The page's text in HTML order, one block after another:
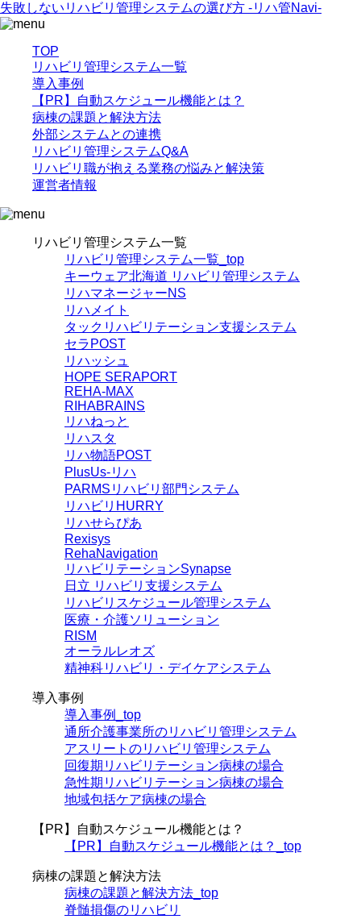
失敗しないリハビリ管理システムの選び方 -リハ管Navi-
TOP
リハビリ管理システム一覧
導入事例
【PR】自動スケジュール機能とは？
病棟の課題と解決方法
外部システムとの連携
リハビリ管理システムQ&A
リハビリ職が抱える業務の悩みと解決策
運営者情報
リハビリ管理システム一覧
リハビリ管理システム一覧_top
キーウェア北海道 リハビリ管理システム
リハマネージャーNS
リハメイト
タックリハビリテーション支援システム
セラPOST
リハッシュ
HOPE SERAPORT
REHA-MAX
RIHABRAINS
リハねっと
リハスタ
リハ物語POST
PlusUs-リハ
PARMSリハビリ部門システム
リハビリHURRY
リハせらぴあ
Rexisys
RehaNavigation
リハビリテーションSynapse
日立 リハビリ支援システム
リハビリスケジュール管理システム
医療・介護ソリューション
RISM
オーラルレオズ
精神科リハビリ・デイケアシステム
導入事例
導入事例_top
通所介護事業所のリハビリ管理システム
アスリートのリハビリ管理システム
回復期リハビリテーション病棟の場合
急性期リハビリテーション病棟の場合
地域包括ケア病棟の場合
【PR】自動スケジュール機能とは？
【PR】自動スケジュール機能とは？_top
病棟の課題と解決方法
病棟の課題と解決方法_top
脊髄損傷のリハビリ